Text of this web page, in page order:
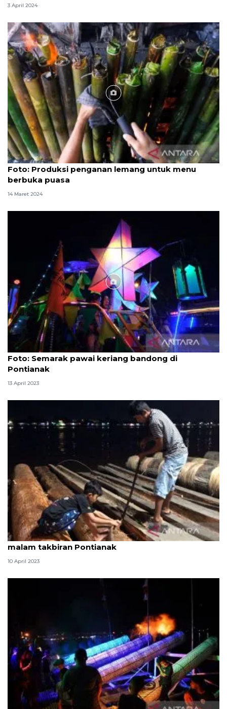
3 April 2024
Foto
Foto: Produksi penganan lemang untuk menu
berbuka puasa
14 Maret 2024
Foto
Foto: Semarak pawai keriang bandong di
Pontianak
13 April 2023
180 meriam karbit disiapkan untuk meriahkan
malam takbiran Pontianak
10 April 2023